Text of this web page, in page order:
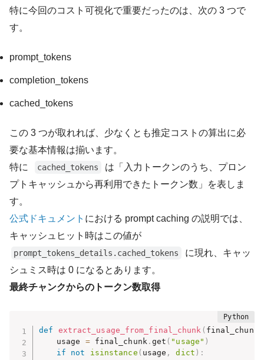
特に今回のコスト可視化で重要だったのは、次の 3 つで
す。
prompt_tokens
completion_tokens
cached_tokens
この 3 つが取れれば、少なくとも推定コストの算出に必
要な基本情報は揃います。
特に
cached_tokens
は「入力トークンのうち、プロン
プトキャッシュから再利用できたトークン数」を表しま
す。
公式ドキュメント における prompt caching の説明では、
キャッシュヒット時はこの値が
prompt_tokens_details.cached_tokens
に現れ、キャッ
シュミス時は 0 になるとあります。
最終チャンクからのトークン数取得
def extract_usage_from_final_chunk ( final_chunk
    usage
= final_chunk. get ( "usage" )
if
not isinstance ( usage , dict ) :